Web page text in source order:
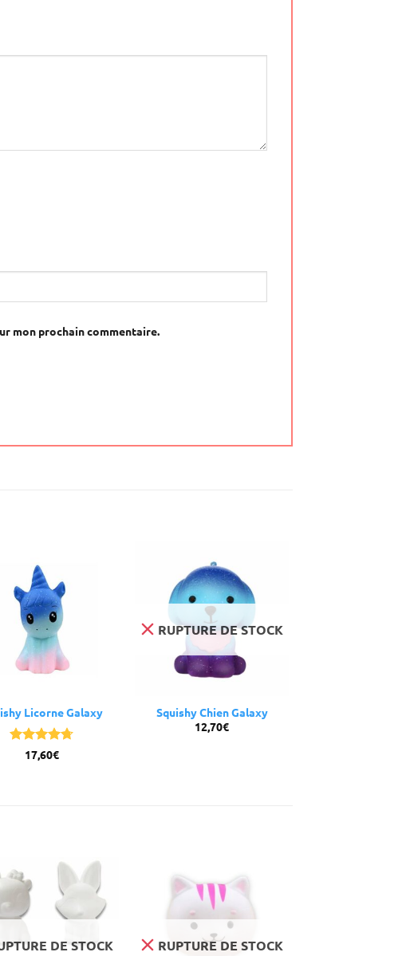
mon prochain commentaire.
Licorne Galaxy
Note4.67
17,60€
RUPTURE DE STOCK
Squishy Chien Galaxy
12,70€
DE STOCK RUPTURE DE STOCK